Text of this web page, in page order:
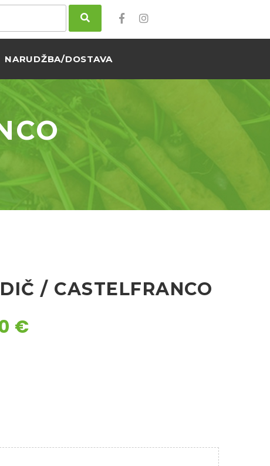
NARUDŽBA/DOSTAVA
/ CASTELFRANCO
€